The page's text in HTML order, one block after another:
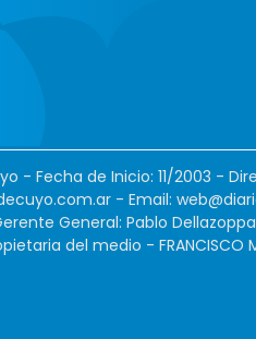
- Fecha de Inicio: 11/2003 -
- Email:
General: Pablo
del medio - FRANCISCO